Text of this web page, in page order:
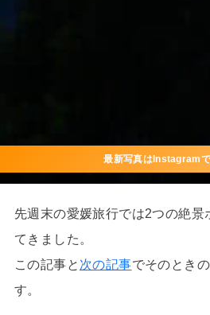
最新写真はInstagram
先週末の愛媛旅行では2つの絶景
てきました。
この記事と 次の記事でそのとき
す。